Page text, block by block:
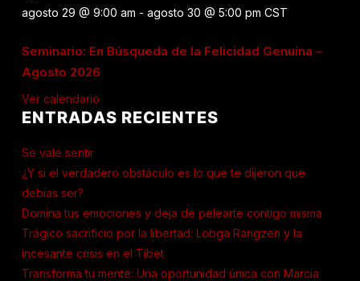
agosto 29 @ 9:00 am - agosto 30 @ 5:00 pm CST
Seminario: En Búsqueda de la Felicidad Genuina –
Agosto 2026
Ver calendario
ENTRADAS RECIENTES
Se vale sentir
¿Y si el verdadero obstáculo es lo que te dijeron que
debías ser?
Domina tus emociones y deja de pelearte contigo misma
Trágico sacrificio por la libertad: Lobga Rangzen y la
incesante crisis en el Tíbet
Transforma tu mente: Una oportunidad única con Marcia